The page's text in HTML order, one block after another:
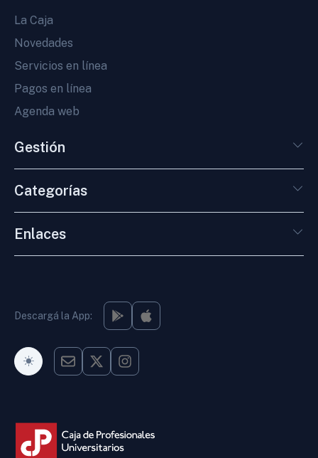
La Caja
Novedades
Servicios en línea
Pagos en línea
Agenda web
Gestión
Categorías
Enlaces
Descargá la App:
Modo Oscuro